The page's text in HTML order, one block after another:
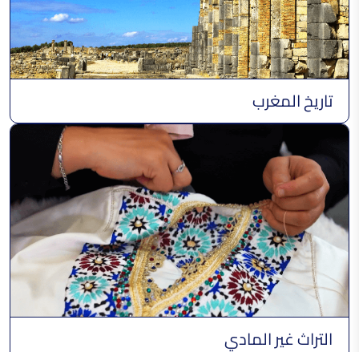
تاريخ المغرب
التراث غير المادي